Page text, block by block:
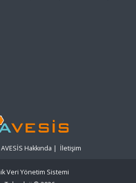
AVESİS Hakkında | İletişim
Veri Yönetim Sistemi